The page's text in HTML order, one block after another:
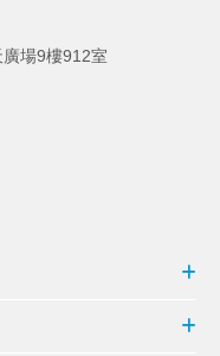
場9樓912室